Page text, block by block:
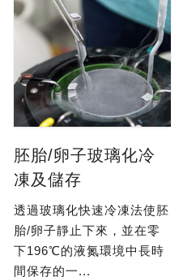
胚胎/卵子玻璃化冷
凍及儲存
透過玻璃化快速冷凍法使胚
胎/卵子靜止下來，並在零
下196℃的液氮環境中長時
間保存的一...